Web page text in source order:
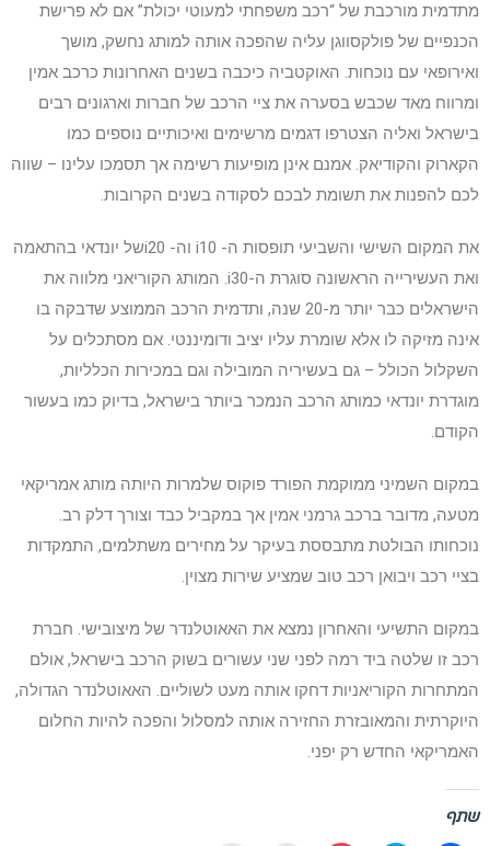
מתדמית מורכבת של “רכב משפחתי למעוטי יכולת” אם לא פרישת
הכנפיים של פולקסווגן עליה שהפכה אותה למותג נחשק, מושך
ואירופאי עם נוכחות. האוקטביה כיכבה בשנים האחרונות כרכב אמין
ומרווח מאד שכבש בסערה את ציי הרכב של חברות וארגונים רבים
בישראל ואליה הצטרפו דגמים מרשימים ואיכותיים נוספים כמו
הקארוק והקודיאק. אמנם אינן מופיעות רשימה אך תסמכו עלינו – שווה
לכם להפנות את תשומת לבכם לסקודה בשנים הקרובות.
את המקום השישי והשביעי תופסות ה- i10 וה- i20של יונדאי בהתאמה
ואת העשירייה הראשונה סוגרת ה-i30. המותג הקוריאני מלווה את
הישראלים כבר יותר מ-20 שנה, ותדמית הרכב הממוצע שדבקה בו
אינה מזיקה לו אלא שומרת עליו יציב ודומיננטי. אם מסתכלים על
השקלול הכולל – גם בעשיריה המובילה וגם במכירות הכלליות,
מוגדרת יונדאי כמותג הרכב הנמכר ביותר בישראל, בדיוק כמו בעשור
הקודם.
במקום השמיני ממוקמת הפורד פוקוס שלמרות היותה מותג אמריקאי
מטעה, מדובר ברכב גרמני אמין אך במקביל כבד וצורך דלק רב.
נוכחותו הבולטת מתבססת בעיקר על מחירים משתלמים, התמקדות
בציי רכב ויבואן רכב טוב שמציע שירות מצוין.
במקום התשיעי והאחרון נמצא את האאוטלנדר של מיצובישי. חברת
רכב זו שלטה ביד רמה לפני שני עשורים בשוק הרכב בישראל, אולם
המתחרות הקוריאניות דחקו אותה מעט לשוליים. האאוטלנדר הגדולה,
היוקרתית והמאובזרת החזירה אותה למסלול והפכה להיות החלום
האמריקאי החדש רק יפני.
שתף